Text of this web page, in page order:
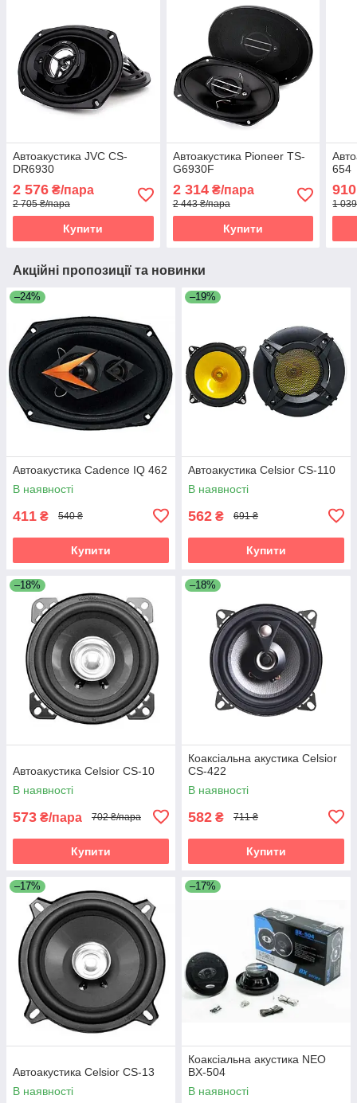
Автоакустика JVC CS-
DR6930
2 576 ₴/пара
2 705 ₴/пара
Купити
Автоакустика Pioneer TS-
G6930F
2 314₴/пара
2 443 ₴/пара
Купити
654
910
1
Акційні пропозиції та новинки
–24%
Автоакустика Cadence IQ 462
В наявності
411 ₴ 540 ₴
Купити
–19%
Автоакустика Celsior CS-110
В наявності
562 ₴ 691 ₴
Купити
–18%
Автоакустика Celsior CS-10
В наявності
573 ₴/пара 702 ₴/пара
Купити
–18%
Коаксіальна акустика Celsior
CS-422
В наявності
582 ₴ 711 ₴
Купити
–17%
Автоакустика Celsior CS-13
В наявності
–17%
Коаксіальна акустика NEO
BX-504
В наявності